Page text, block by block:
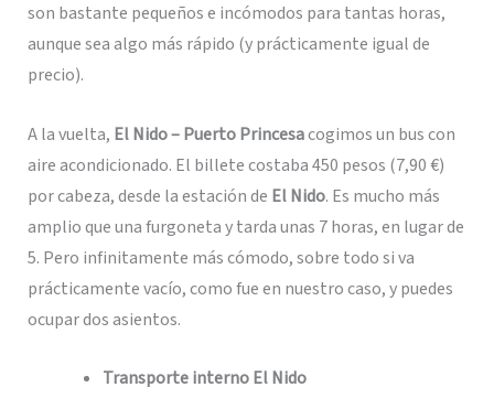
son bastante pequeños e incómodos para tantas horas,
aunque sea algo más rápido (y prácticamente igual de
precio).
A la vuelta, El Nido – Puerto Princesacogimos un bus con
aire acondicionado. El billete costaba 450 pesos (7,90 €)
por cabeza, desde la estación de El Nido. Es mucho más
amplio que una furgoneta y tarda unas 7 horas, en lugar de
5. Pero infinitamente más cómodo, sobre todo si va
prácticamente vacío, como fue en nuestro caso, y puedes
ocupar dos asientos.
Transporte interno El Nido